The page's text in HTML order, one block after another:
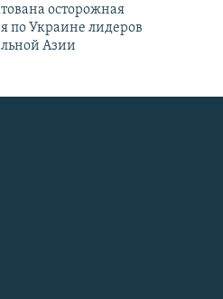
осторожная
по Украине лидеров
Азии